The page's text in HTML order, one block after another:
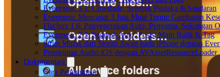
Evermusic 3.1: Crossfade, Segerak Pustaka & Sandaran
Evermusic Mencapai 3 Juta Muat Turun: Gambaran
Flacbox 1.6: Penyegerakan Auto, Penyama, Sokongan
Evermusic 2.3: Segerak Auto, Posisi Main Balik & Tag
Strim Muzik dari Storan Awan pada iPhone dengan
Penstriman Audio iOS dengan AVAssetResourceLoader
Dokumentasi
Cara Penggunaan